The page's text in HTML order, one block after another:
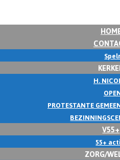
H.
PROTESTANTE
V55+
55+
ZORG/